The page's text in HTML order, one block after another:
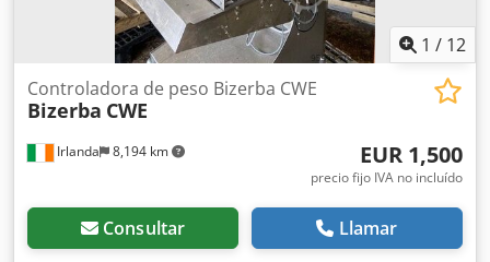
1 / 12
Irlanda 8,194 km
Controladora de peso Bizerba CWE
Bizerba CWE
EUR 1,500
precio fijo IVA no incluído
Consultar Llamar